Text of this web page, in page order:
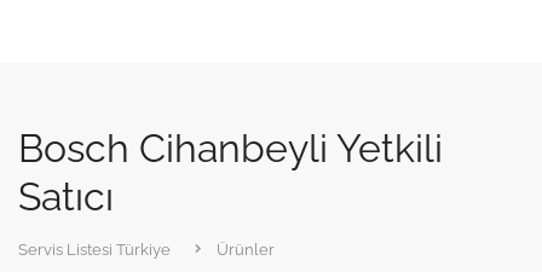
Bosch Cihanbeyli Yetkili
Satıcı
Servis Listesi Türkiye
Ürünler